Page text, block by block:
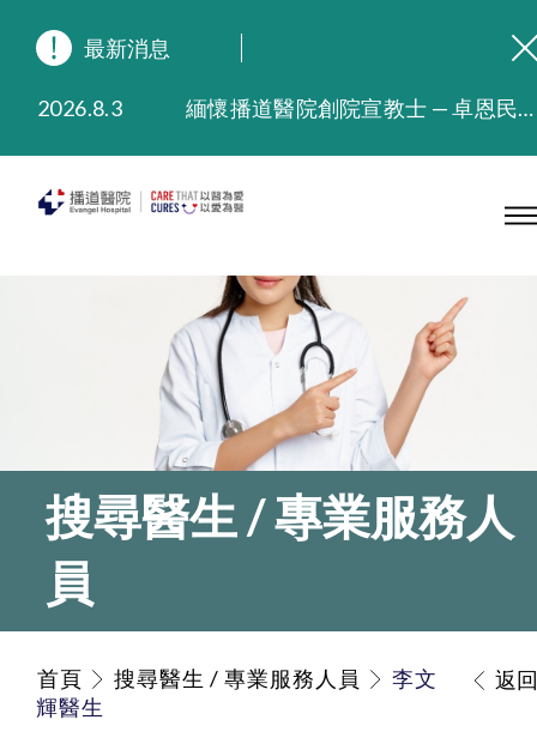
最新消息
2026.8.3
緬懷播道醫院創院宣教士 — 卓恩民醫生香港追思會
2025.9.23
本院在暴雨或颱風警告信號 (包括黑色暴雨及8號或以上熱帶氣旋警告信號) 下，仍會維持有限度服務。如有查詢，可致電2711 5222。
搜尋醫生 / 專業服務人
員
首頁 搜尋醫生 / 專業服務人員
李文
輝醫生
返回